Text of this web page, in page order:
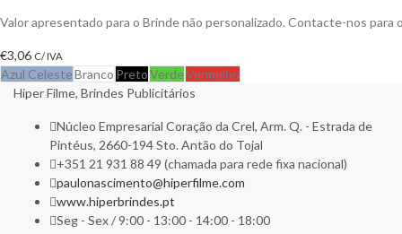
Valor apresentado para o Brinde não personalizado. Contacte-nos
€3,06 C/ IVA
Azul CelesteBranco PretoVerdeVermelho
Hiper Filme, Brindes Publicitários
Núcleo Empresarial Coração da Crel, Arm. Q. - Estrada de
Pintéus, 2660-194 Sto. Antão do Tojal
+351 21 931 88 49 (chamada para rede fixa nacional)
paulonascimento@hiperfilme.com
www.hiperbrindes.pt
Seg - Sex / 9:00 - 13:00 - 14:00 - 18:00